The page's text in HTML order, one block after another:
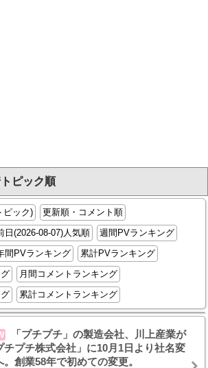
ピック順
ピック)
更新順・コメント順
日(2026-08-07)人気順
週間PVランキング
間PVランキング
累計PVランキング
月間コメントランキング
累計コメントランキング
「プチプチ」の製造会社、川上産業が
チプチ株式会社」に10月1日より社名変
。創業58年で初めての変更。